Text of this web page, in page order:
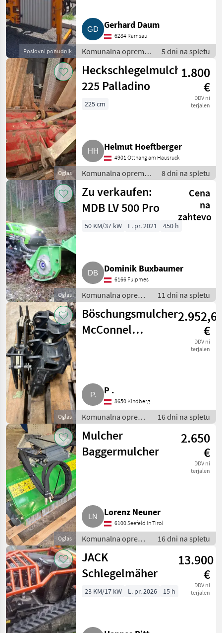
Poslovni ponudnik
Gerhard Daum
6284 Ramsau
Komunalna oprema
/ Kosilnica za brežine
5 dni na spletu
Oglas
Heckschlegelmulcher
225 Palladino
1.800
€
DDV ni
terjalen
225 cm
Helmut Hoeftberger
4901 Ottnang am Hausruck
Komunalna oprema
/ Kosilnica za brežine
8 dni na spletu
Oglas
Zu verkaufen:
MDB LV 500 Pro
Cena
na
zahtevo
50 KM/37 kW L. pr. 2021 450 h
Dominik Buxbaumer
6166 Fulpmes
Komunalna oprema
/ Kosilnica za
brežine
11 dni na spletu
Oglas
Böschungsmulcher
McConnel
€
DDV ni
terjalen
P .
8650 Kindberg
Komunalna oprema
/ Kosilnica za
brežine
16 dni na spletu
Oglas
Mulcher
Baggermulcher
2.650
€
DDV ni
terjalen
Lorenz Neuner
6100 Seefeld in Tirol
Komunalna oprema
/ Kosilnica za
brežine
16 dni na spletu
JACK
Schlegelmäher
13.900
€
DDV ni
terjalen
23 KM/17 kW L. pr. 2026 15 h